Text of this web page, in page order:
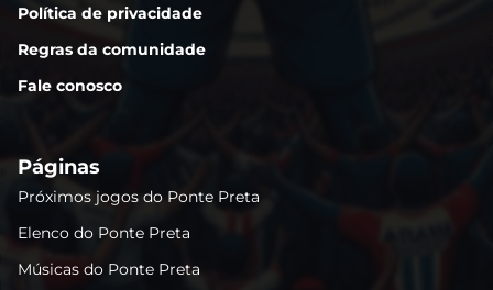
Política de privacidade
Regras da comunidade
Fale conosco
Páginas
Próximos jogos do Ponte Preta
Elenco do Ponte Preta
Músicas do Ponte Preta